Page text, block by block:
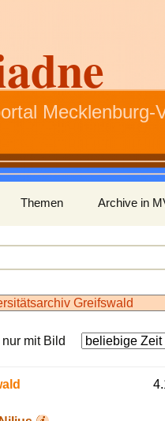
Mecklenburg-
Themen Archive in
nur mit Bild